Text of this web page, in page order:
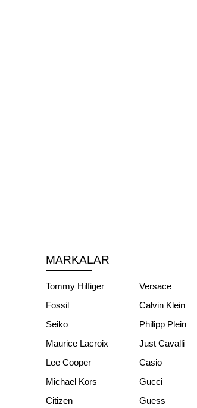
MARKALAR
Tommy Hilfiger Versace
Fossil
Calvin Klein
Seiko
Philipp Plein
Maurice Lacroix
Just Cavalli
Lee Cooper
Casio
Michael Kors
Gucci
Citizen
Guess